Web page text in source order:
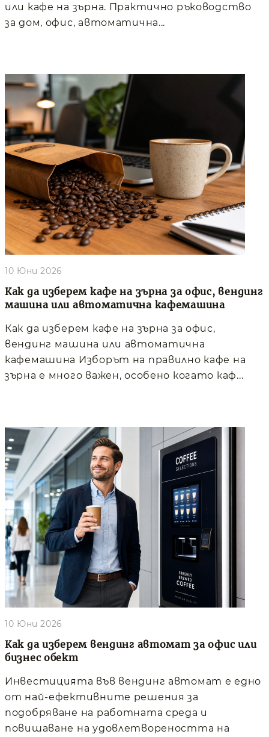
или кафе на зърна. Практично ръководство
за дом, офис, автоматична...
Как да изберем кафе на зърна за офис, вендинг
машина или автоматична кафемашина
10 Юни 2026
Как да изберем кафе на зърна за офис,
вендинг машина или автоматична
кафемашина Изборът на правилно кафе на
зърна е много важен, особено когато каф...
Как да изберем вендинг автомат за офис или
бизнес обект
10 Юни 2026
Инвестицията във вендинг автомат е едно
от най-ефективните решения за
подобряване на работната среда и
повишаване на удовлетвореността на